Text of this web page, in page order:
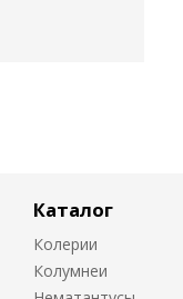
Каталог
Колерии
Колумнеи